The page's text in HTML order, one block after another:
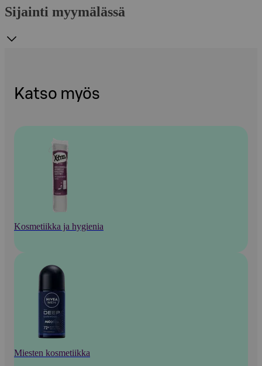
Sijainti myymälässä
Katso myös
Kosmetiikka ja hygienia
Miesten kosmetiikka